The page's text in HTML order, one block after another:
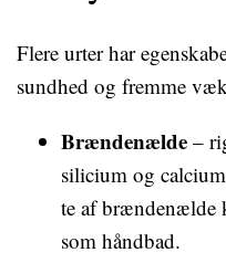
Flere urter har
sundhed og fremme
Brændenælde –
silicium og
te af brændenælde
som håndbad.